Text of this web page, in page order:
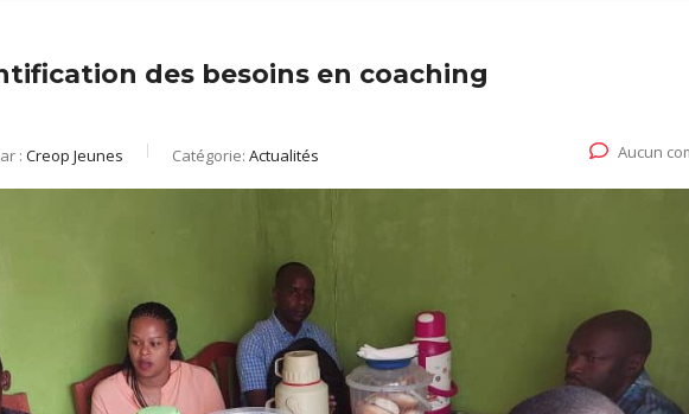
des besoins en coaching
: Creop Jeunes Catégorie: Actualités Aucun